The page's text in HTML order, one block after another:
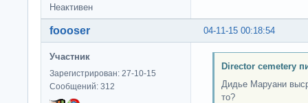
Неактивен
04-11-15 00:18:54
foooser
Участник
Зарегистрирован: 27-10-15
Сообщений: 312
Director cemetery
Дидье Маруани
то?